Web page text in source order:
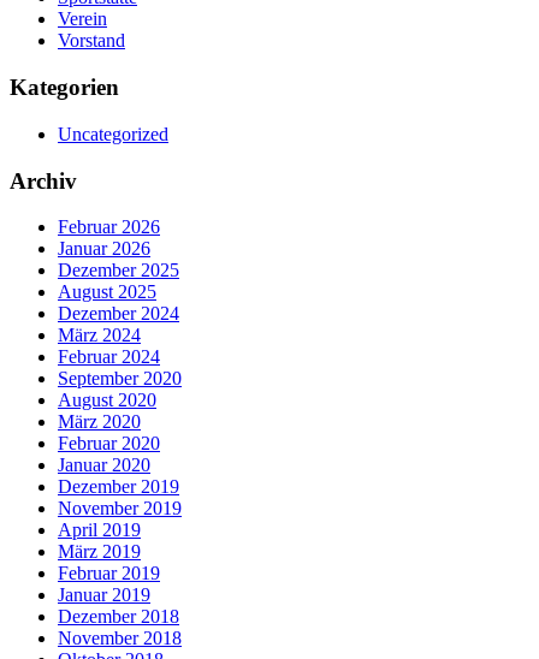
Verein
Vorstand
Kategorien
Uncategorized
Archiv
Februar 2026
Januar 2026
Dezember 2025
August 2025
Dezember 2024
März 2024
Februar 2024
September 2020
August 2020
März 2020
Februar 2020
Januar 2020
Dezember 2019
November 2019
April 2019
März 2019
Februar 2019
Januar 2019
Dezember 2018
November 2018